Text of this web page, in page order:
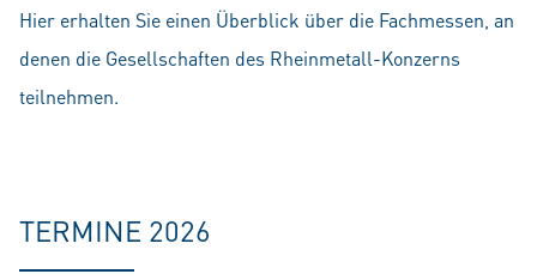
Hier erhalten Sie einen Überblick über die Fachmessen, an
denen die Gesellschaften des Rheinmetall-Konzerns
teilnehmen.
TERMINE 2026